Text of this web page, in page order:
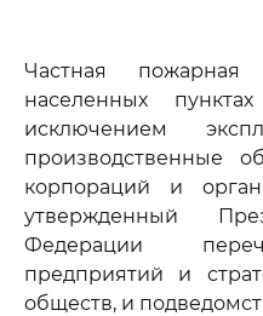
Частная
населенных
исключением
производственные
корпораций и
утвержденный
Федерации
предприятий и
обществ, и